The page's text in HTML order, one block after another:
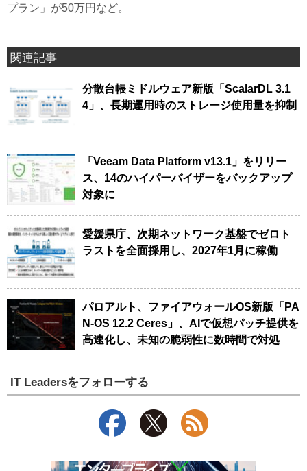
プラン」が50万円など。
関連記事
分散台帳ミドルウェア新版「ScalarDL 3.1
4」、長期運用時のストレージ使用量を抑制
「Veeam Data Platform v13.1」をリリー
ス、14のハイパーバイザーをバックアップ
対象に
愛媛県庁、次期ネットワーク基盤でゼロト
ラストを全面採用し、2027年1月に稼働
パロアルト、ファイアウォールOS新版「PA
N-OS 12.2 Ceres」、AIで仮想パッチ提供を
高速化し、未知の脆弱性に数時間で対処
IT Leadersをフォローする